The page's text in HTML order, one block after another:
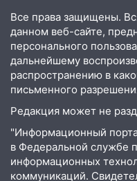
12:28 Миллион на
Ульяновской
провернул
проездными
12:10
120 тысяч долга
11:49 Снят
опасность» на
области
Все права защищены.
данном веб-сайте,
персонального
дальнейшему
распространению в
письменного
Редакция может не
"Информационный
в Федеральной службе
информационных
коммуникаций.